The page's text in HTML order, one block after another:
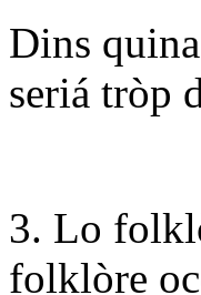
Dins
seriá tròp
3. Lo
folklòre